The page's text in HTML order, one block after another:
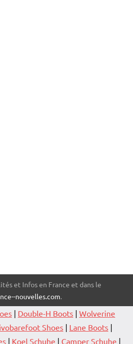
et Infos en France et dans le
nouvelles.com.
| Double-H Boots | Wolverine
Shoes | Lane Boots |
| Koel Schuhe | Camper Schuhe |